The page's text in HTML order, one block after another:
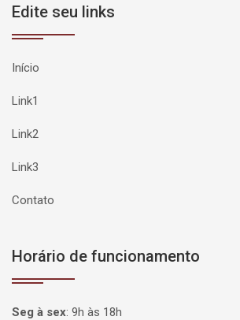
Edite seu links
Início
Link1
Link2
Link3
Contato
Horário de funcionamento
Seg à sex: 9h às 18h